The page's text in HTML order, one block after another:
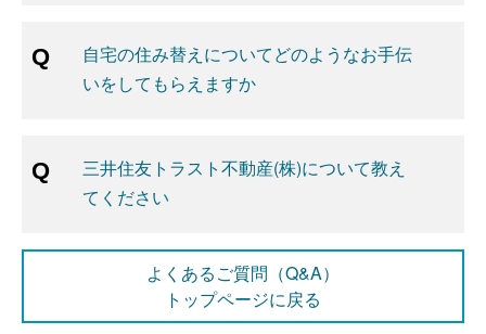
自宅の住み替えについてどのようなお手伝
いをしてもらえますか
三井住友トラスト不動産(株)について教え
てください
よくあるご質問（Q&A）
トップページに戻る